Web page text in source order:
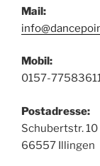
Mail:
Mobil:
0157-
Postadresse:
Schubertstr. 10
66557 Illingen